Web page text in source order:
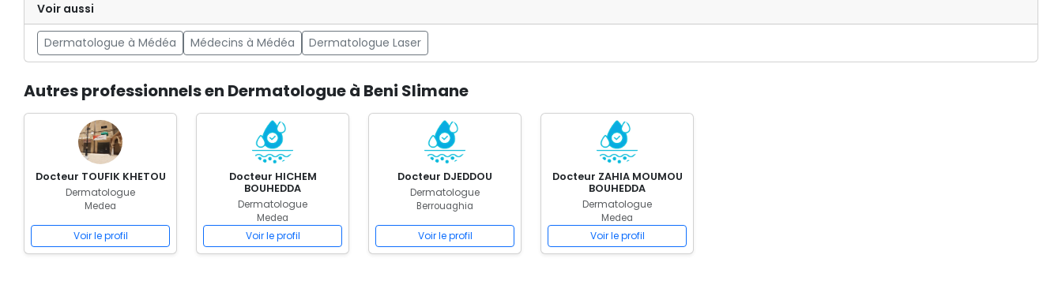
Voir aussi
Dermatologue à Médéa Médecins à Médéa Dermatologue Laser
Autres professionnels en Dermatologue à Beni Slimane
Docteur TOUFIK KHETOU
Dermatologue
Medea
Voir le profil
Docteur HICHEM
BOUHEDDA
Dermatologue
Medea
Voir le profil
Docteur DJEDDOU
Dermatologue
Berrouaghia
Voir le profil
Docteur ZAHIA MOUMOU
BOUHEDDA
Dermatologue
Medea
Voir le profil